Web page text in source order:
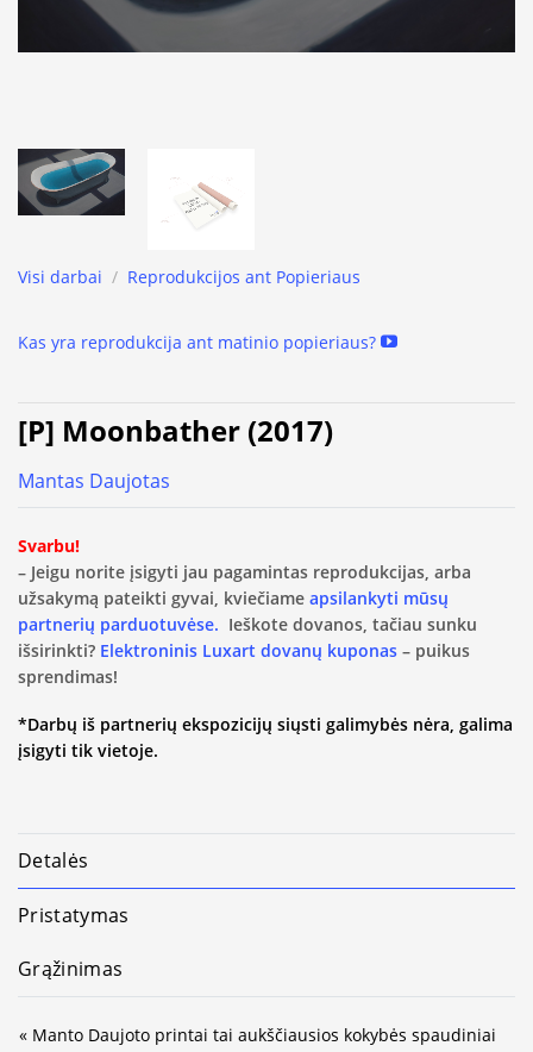
Visi darbai / Reprodukcijos ant Popieriaus
Kas yra reprodukcija ant matinio popieriaus?
[P] Moonbather (2017)
Mantas Daujotas
Svarbu!
– Jeigu norite įsigyti jau pagamintas reprodukcijas, arba
užsakymą pateikti gyvai, kviečiame apsilankyti mūsų
partnerių parduotuvėse. Ieškote dovanos, tačiau sunku
išsirinkti? Elektroninis Luxart dovanų kuponas – puikus
sprendimas!
*Darbų iš partnerių ekspozicijų siųsti galimybės nėra, galima
įsigyti tik vietoje.
Detalės
Pristatymas
Grąžinimas
« Manto Daujoto printai tai aukščiausios kokybės spaudiniai